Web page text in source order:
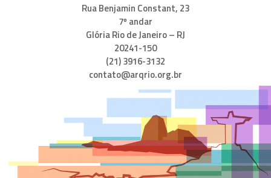
Rua Benjamin Constant, 23
7º andar
Glória Rio de Janeiro – RJ
20241-150
(21) 3916-3132
contato@arqrio.org.br